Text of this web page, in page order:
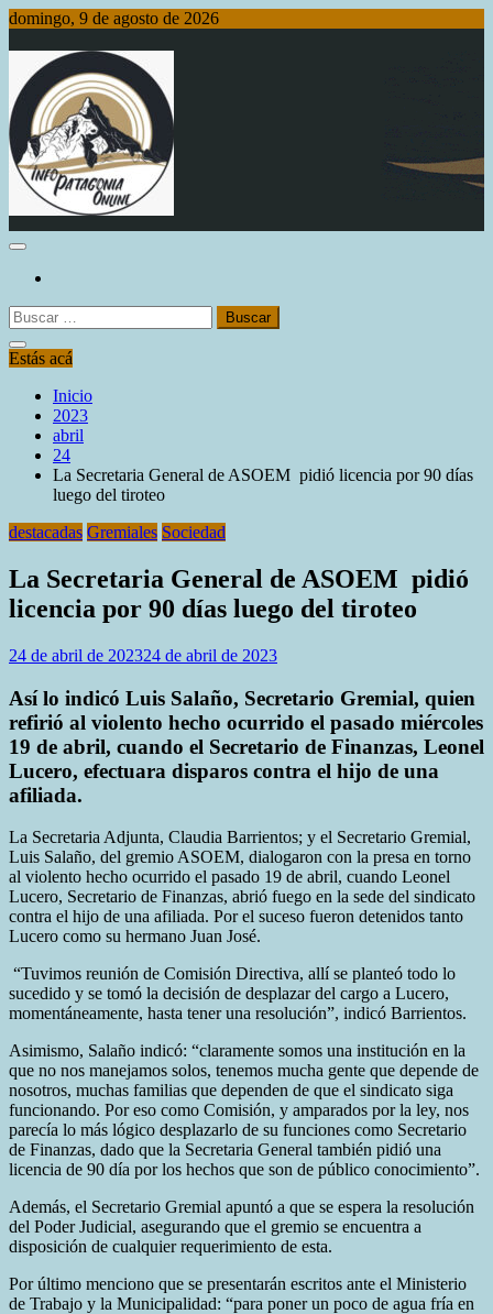
Saltar
contenido
domingo, 9 de agosto de 2026
Info Patagonia Online
Buscar:
Estás acá
Inicio
2023
abril
24
La Secretaria General de ASOEM pidió licencia por 90 días
luego del tiroteo
destacadas Gremiales Sociedad
La Secretaria General de ASOEM pidió
licencia por 90 días luego del tiroteo
24 de abril de 202324 de abril de 2023
Así lo indicó Luis Salaño, Secretario Gremial, quien
refirió al violento hecho ocurrido el pasado miércoles
19 de abril, cuando el Secretario de Finanzas, Leonel
Lucero, efectuara disparos contra el hijo de una
afiliada.
La Secretaria Adjunta, Claudia Barrientos; y el Secretario Gremial,
Luis Salaño, del gremio ASOEM, dialogaron con la presa en torno
al violento hecho ocurrido el pasado 19 de abril, cuando Leonel
Lucero, Secretario de Finanzas, abrió fuego en la sede del sindicato
contra el hijo de una afiliada. Por el suceso fueron detenidos tanto
Lucero como su hermano Juan José.
“Tuvimos reunión de Comisión Directiva, allí se planteó todo lo
sucedido y se tomó la decisión de desplazar del cargo a Lucero,
momentáneamente, hasta tener una resolución”, indicó Barrientos.
Asimismo, Salaño indicó: “claramente somos una institución en la
que no nos manejamos solos, tenemos mucha gente que depende de
nosotros, muchas familias que dependen de que el sindicato siga
funcionando. Por eso como Comisión, y amparados por la ley, nos
parecía lo más lógico desplazarlo de su funciones como Secretario
de Finanzas, dado que la Secretaria General también pidió una
licencia de 90 día por los hechos que son de público conocimiento”.
Además, el Secretario Gremial apuntó a que se espera la resolución
del Poder Judicial, asegurando que el gremio se encuentra a
disposición de cualquier requerimiento de esta.
Por último menciono que se presentarán escritos ante el Ministerio
de Trabajo y la Municipalidad: “para poner un poco de agua fría en